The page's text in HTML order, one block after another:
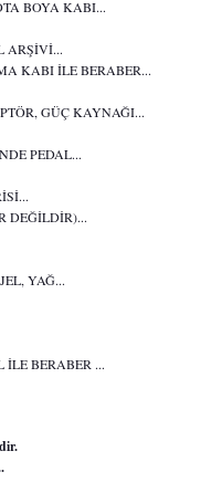
BOYA KABI...
ARŞİVİ...
KABI İLE BERABER...
GÜÇ KAYNAĞI...
PEDAL...
DEĞİLDİR)...
YAĞ...
BERABER ...